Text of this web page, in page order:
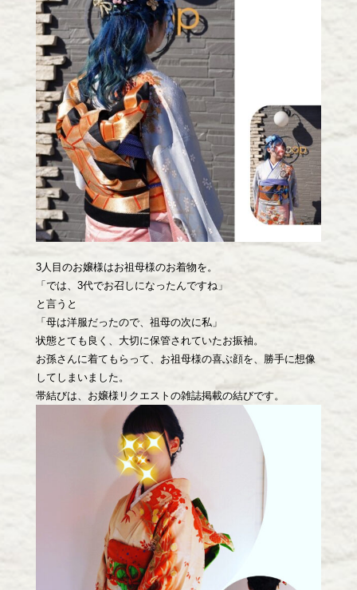
3人目のお嬢様はお祖母様のお着物を。
「では、3代でお召しになったんですね」
と言うと
「母は洋服だったので、祖母の次に私」
状態とても良く、大切に保管されていたお振袖。
お孫さんに着てもらって、お祖母様の喜ぶ顔を、勝手に想像
してしまいました。
帯結びは、お嬢様リクエストの雑誌掲載の結びです。